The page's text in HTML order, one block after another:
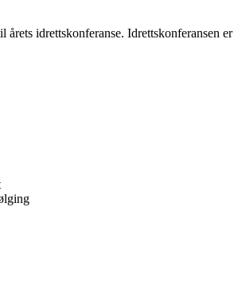
idrettskonferanse. Idrettskonferansen er